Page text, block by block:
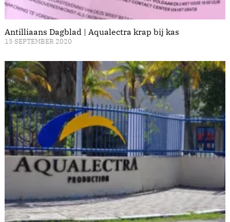
Antilliaans Dagblad | Aqualectra krap bij kas
15 SEPTEMBER 2020